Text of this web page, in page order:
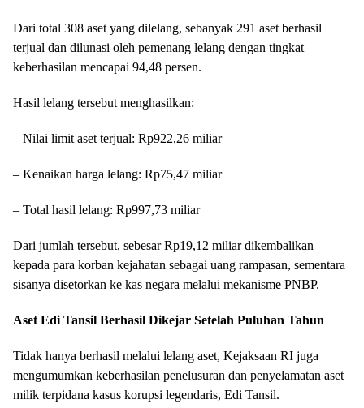
Dari total 308 aset yang dilelang, sebanyak 291 aset berhasil
terjual dan dilunasi oleh pemenang lelang dengan tingkat
keberhasilan mencapai 94,48 persen.
Hasil lelang tersebut menghasilkan:
– Nilai limit aset terjual: Rp922,26 miliar
– Kenaikan harga lelang: Rp75,47 miliar
– Total hasil lelang: Rp997,73 miliar
Dari jumlah tersebut, sebesar Rp19,12 miliar dikembalikan
kepada para korban kejahatan sebagai uang rampasan, sementara
sisanya disetorkan ke kas negara melalui mekanisme PNBP.
Aset Edi Tansil Berhasil Dikejar Setelah Puluhan Tahun
Tidak hanya berhasil melalui lelang aset, Kejaksaan RI juga
mengumumkan keberhasilan penelusuran dan penyelamatan aset
milik terpidana kasus korupsi legendaris, Edi Tansil.